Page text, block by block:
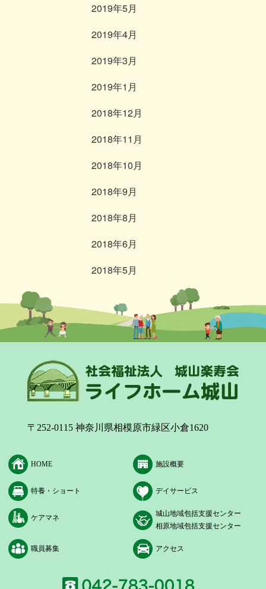
2019年5月
2019年4月
2019年3月
2019年1月
2018年12月
2018年11月
2018年10月
2018年9月
2018年8月
2018年6月
2018年5月
〒252-0115 神奈川県相模原市緑区小倉1620
HOME 施設概要
特養・ショート デイサービス
ケアマネ
城山地域包括支援センター
相原地域包括支援センター
職員募集 アクセス